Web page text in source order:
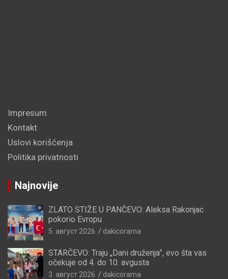
Impresum
Kontakt
Uslovi korišćenja
Politika privatnosti
Najnovije
ZLATO STIŽE U PANČEVO: Aleksa Rakonjac
pokorio Evropu
5. август 2026. dakicorama
STARČEVO: Traju „Dani druženja”, evo šta vas
očekuje od 4. do 10. avgusta
3. август 2026. dakicorama